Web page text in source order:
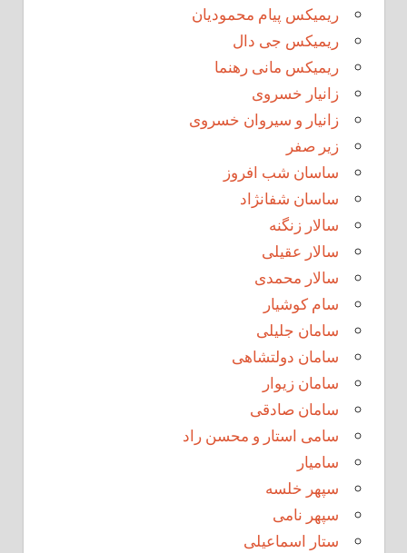
ریمیکس پیام محمودیان
ریمیکس جی دال
ریمیکس مانی رهنما
زانیار خسروی
زانیار و سیروان خسروی
زیر صفر
ساسان شب افروز
ساسان شفانژاد
سالار زنگنه
سالار عقیلی
سالار محمدی
سام کوشیار
سامان جلیلی
سامان دولتشاهی
سامان زیوار
سامان صادقی
سامی استار و محسن راد
سامیار
سپهر خلسه
سپهر نامی
ستار اسماعیلی